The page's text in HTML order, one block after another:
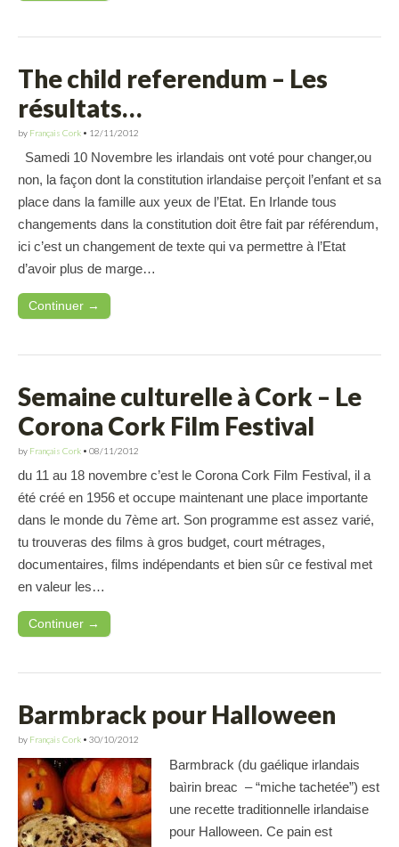
The child referendum – Les
résultats…
by Français Cork • 12/11/2012
Samedi 10 Novembre les irlandais ont voté pour changer,ou
non, la façon dont la constitution irlandaise perçoit l’enfant et sa
place dans la famille aux yeux de l’Etat. En Irlande tous
changements dans la constitution doit être fait par référendum,
ici c’est un changement de texte qui va permettre à l’Etat
d’avoir plus de marge…
Continuer →
Semaine culturelle à Cork – Le
Corona Cork Film Festival
by Français Cork • 08/11/2012
du 11 au 18 novembre c’est le Corona Cork Film Festival, il a
été créé en 1956 et occupe maintenant une place importante
dans le monde du 7ème art. Son programme est assez varié,
tu trouveras des films à gros budget, court métrages,
documentaires, films indépendants et bien sûr ce festival met
en valeur les…
Continuer →
Barmbrack pour Halloween
by Français Cork • 30/10/2012
Barmbrack (du gaélique irlandais
baìrin breac – “miche tachetée”) est
une recette traditionnelle irlandaise
pour Halloween. Ce pain est